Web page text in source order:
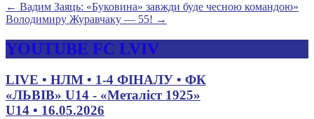
← Вадим Заяць: «Буковина» завжди буде чесною командою»
Володимиру Журавчаку — 55! →
YOUTUBE FC LVIV
LIVE • НЛМ • 1-4 ФІНАЛУ • ФК
«ЛЬВІВ» U14 - «Металіст 1925»
U14 • 16.05.2026